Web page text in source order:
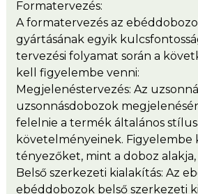
Formatervezés:
A formatervezés az
gyártásának egyik
tervezési folyamat során a
kell figyelembe venni:
Megjelenéstervezés: Az
uzsonnásdobozok
felelnie a termék általános
követelményeinek. Figyelembe
tényezőket, mint a doboz alakja,
Belső szerkezeti kialakítás: Az
ebéddobozok belső szerkezeti